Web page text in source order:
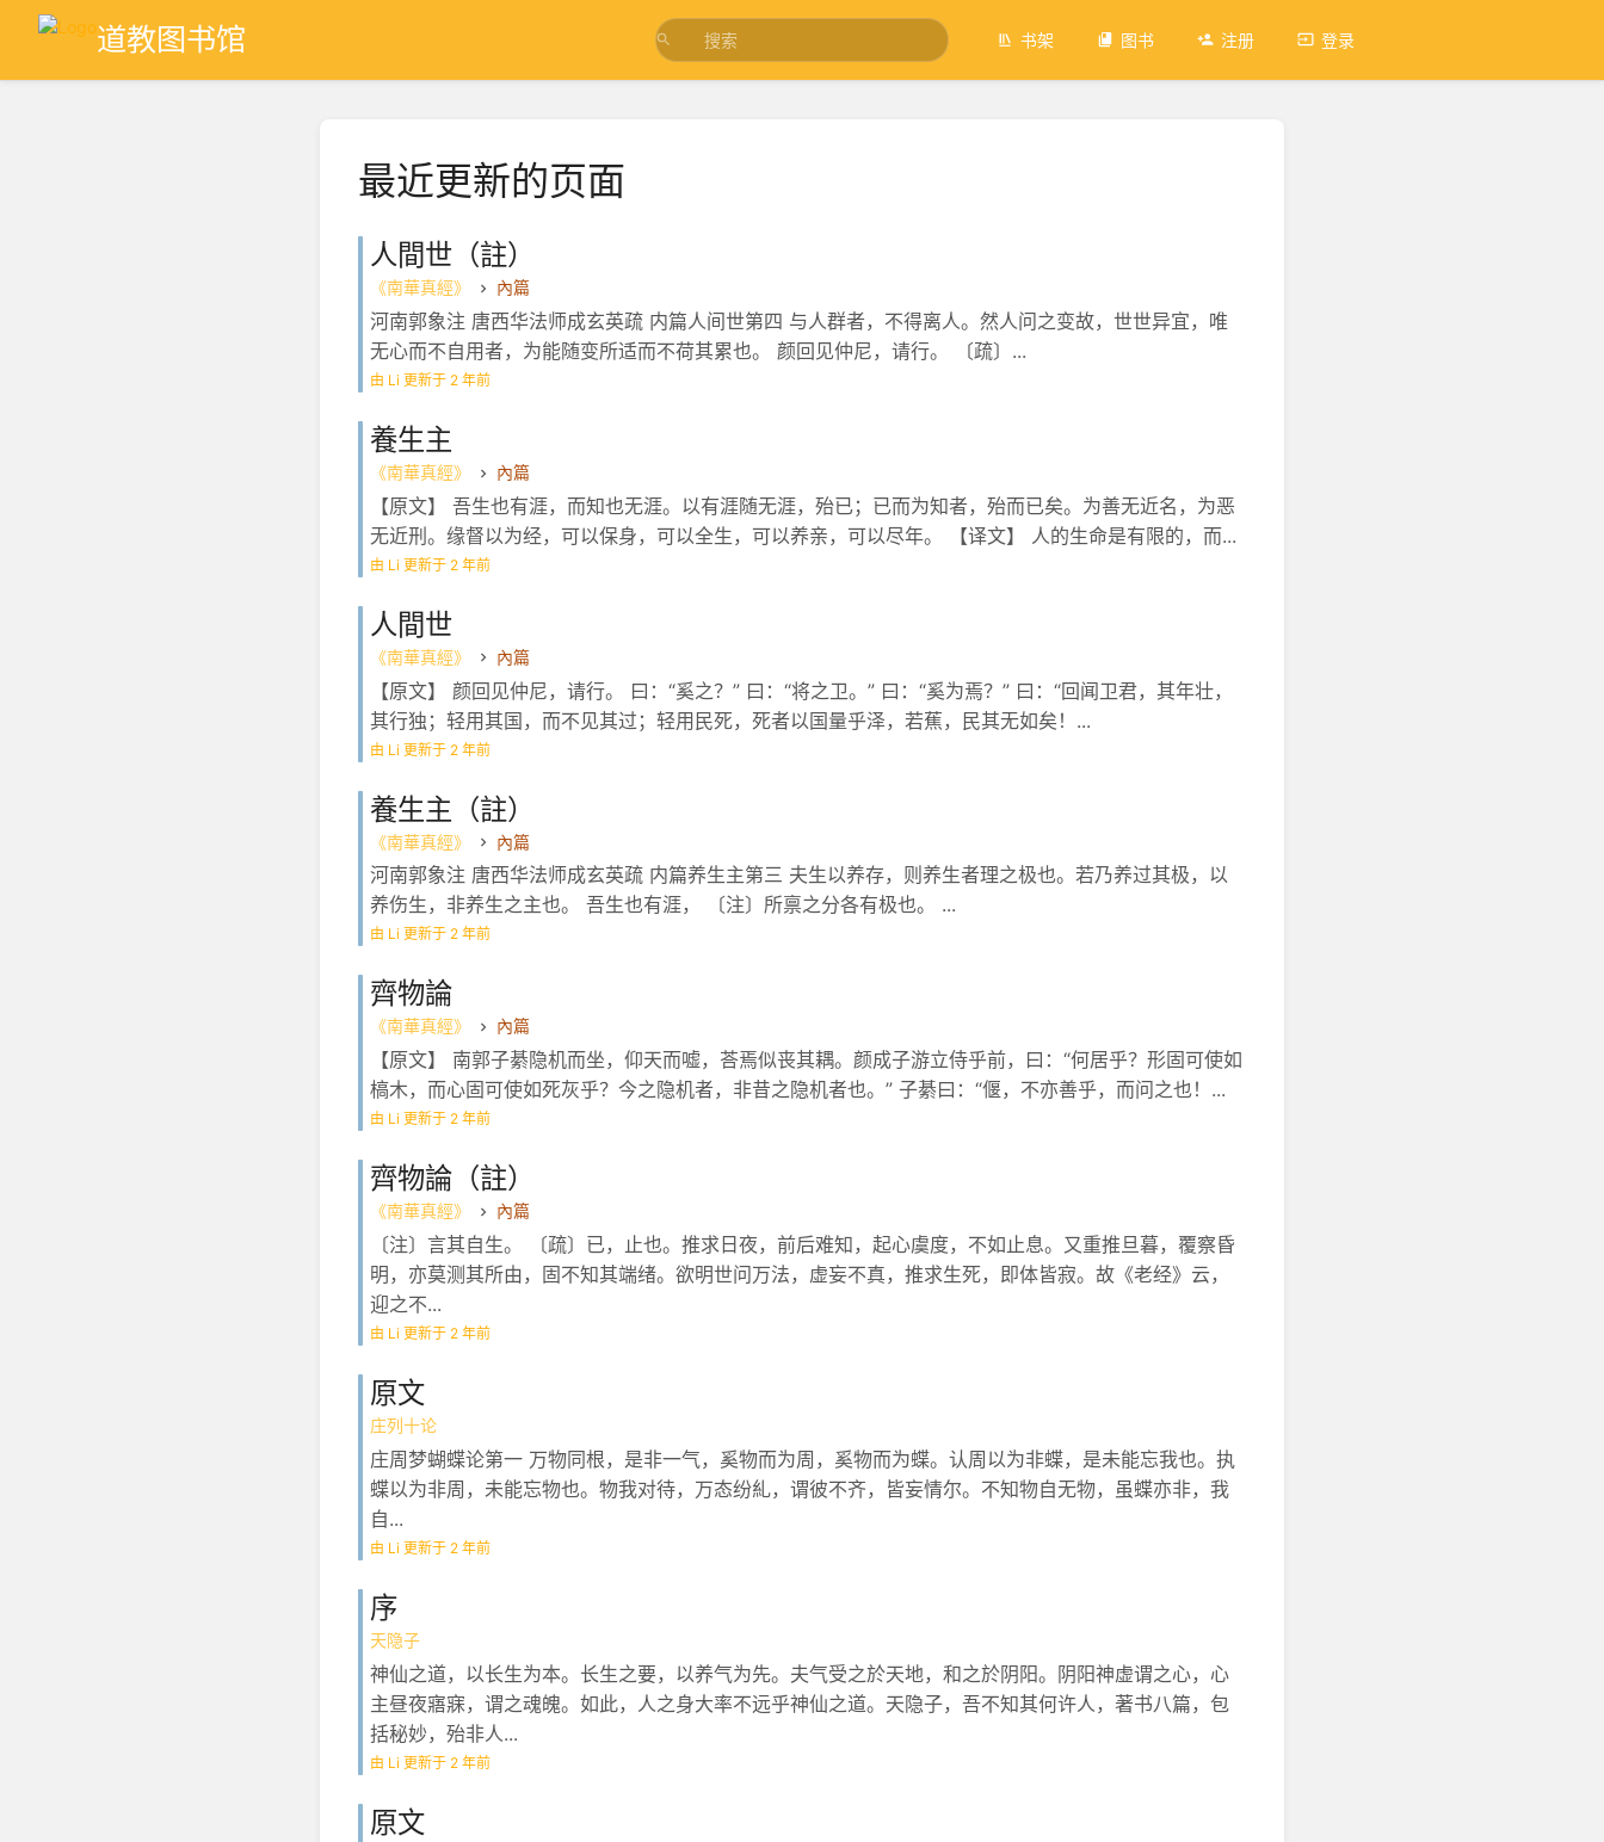
道教图书馆 书架 图书 注册 登录
最近更新的页面
人間世（註）
《南華真經》 內篇
河南郭象注 唐西华法师成玄英疏 内篇人间世第四 与人群者，不得离人。然人问之变故，世世异宜，唯
无心而不自用者，为能随变所适而不荷其累也。 颜回见仲尼，请行。 〔疏〕...
由 Li 更新于 2 年前
養生主
《南華真經》 內篇
【原文】 吾生也有涯，而知也无涯。以有涯随无涯，殆已；已而为知者，殆而已矣。为善无近名，为恶
无近刑。缘督以为经，可以保身，可以全生，可以养亲，可以尽年。 【译文】 人的生命是有限的，而...
由 Li 更新于 2 年前
人間世
《南華真經》 內篇
【原文】 颜回见仲尼，请行。 曰：“奚之？” 曰：“将之卫。” 曰：“奚为焉？” 曰：“回闻卫君，其年壮，
其行独；轻用其国，而不见其过；轻用民死，死者以国量乎泽，若蕉，民其无如矣！...
由 Li 更新于 2 年前
養生主（註）
《南華真經》 內篇
河南郭象注 唐西华法师成玄英疏 内篇养生主第三 夫生以养存，则养生者理之极也。若乃养过其极，以
养伤生，非养生之主也。 吾生也有涯， 〔注〕所禀之分各有极也。 ...
由 Li 更新于 2 年前
齊物論
《南華真經》 內篇
【原文】 南郭子綦隐机而坐，仰天而嘘，荅焉似丧其耦。颜成子游立侍乎前，曰：“何居乎？形固可使如
槁木，而心固可使如死灰乎？今之隐机者，非昔之隐机者也。” 子綦曰：“偃，不亦善乎，而问之也！...
由 Li 更新于 2 年前
齊物論（註）
《南華真經》 內篇
〔注〕言其自生。 〔疏〕已，止也。推求日夜，前后难知，起心虞度，不如止息。又重推旦暮，覆察昏
明，亦莫测其所由，固不知其端绪。欲明世问万法，虚妄不真，推求生死，即体皆寂。故《老经》云，
迎之不...
由 Li 更新于 2 年前
原文
庄列十论
庄周梦蝴蝶论第一 万物同根，是非一气，奚物而为周，奚物而为蝶。认周以为非蝶，是未能忘我也。执
蝶以为非周，未能忘物也。物我对待，万态纷糺，谓彼不齐，皆妄情尔。不知物自无物，虽蝶亦非，我
自...
由 Li 更新于 2 年前
序
天隐子
神仙之道，以长生为本。长生之要，以养气为先。夫气受之於天地，和之於阴阳。阴阳神虚谓之心，心
主昼夜寤寐，谓之魂魄。如此，人之身大率不远乎神仙之道。天隐子，吾不知其何许人，著书八篇，包
括秘妙，殆非人...
由 Li 更新于 2 年前
原文